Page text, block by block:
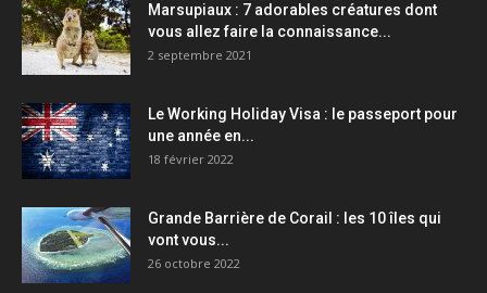
Marsupiaux : 7 adorables créatures dont
vous allez faire la connaissance...
2 septembre 2021
Le Working Holiday Visa : le passeport pour
une année en...
18 février 2022
Grande Barrière de Corail : les 10 îles qui
vont vous...
26 octobre 2022